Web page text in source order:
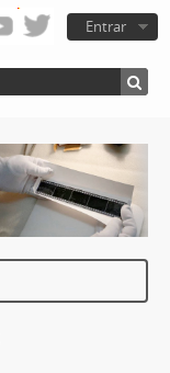
Entrar